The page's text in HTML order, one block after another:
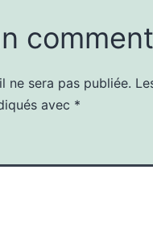
ne sera pas publiée.
avec *